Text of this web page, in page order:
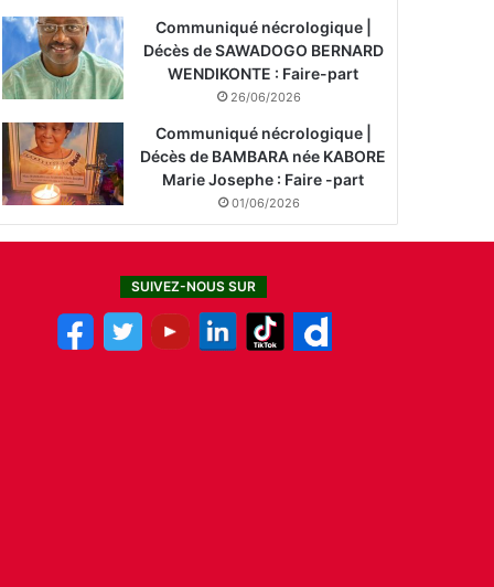
Communiqué nécrologique |
Décès de SAWADOGO BERNARD
WENDIKONTE : Faire-part
26/06/2026
Communiqué nécrologique |
Décès de BAMBARA née KABORE
Marie Josephe : Faire -part
01/06/2026
SUIVEZ-NOUS SUR